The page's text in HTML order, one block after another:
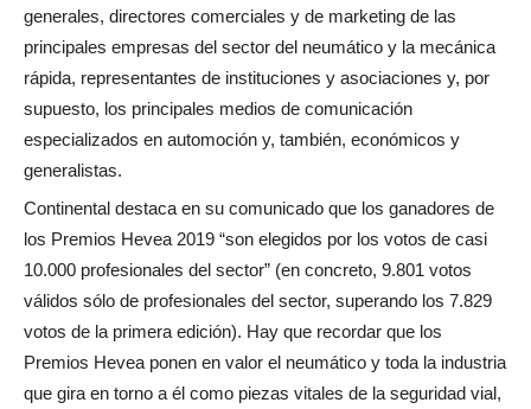
generales, directores comerciales y de marketing de las
principales empresas del sector del neumático y la mecánica
rápida, representantes de instituciones y asociaciones y, por
supuesto, los principales medios de comunicación
especializados en automoción y, también, económicos y
generalistas.
Continental destaca en su comunicado que los ganadores de
los Premios Hevea 2019 “son elegidos por los votos de casi
10.000 profesionales del sector” (en concreto, 9.801 votos
válidos sólo de profesionales del sector, superando los 7.829
votos de la primera edición). Hay que recordar que los
Premios Hevea ponen en valor el neumático y toda la industria
que gira en torno a él como piezas vitales de la seguridad vial,